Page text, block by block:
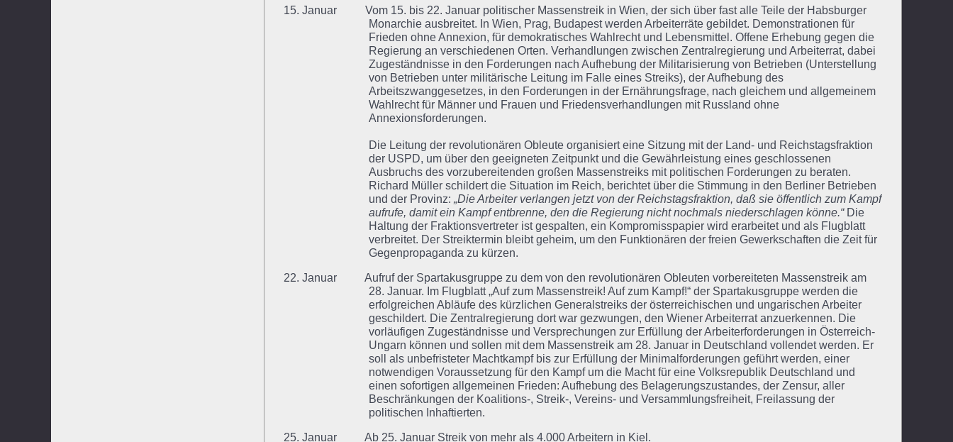
15. Januar Vom 15. bis 22. Januar politischer Massenstreik in Wien, der sich über fast alle Teile der Habsburger
Monarchie ausbreitet. In Wien, Prag, Budapest werden Arbeiterräte gebildet. Demonstrationen für
Frieden ohne Annexion, für demokratisches Wahlrecht und Lebensmittel. Offene Erhebung gegen die
Regierung an verschiedenen Orten. Verhandlungen zwischen Zentralregierung und Arbeiterrat, dabei
Zugeständnisse in den Forderungen nach Aufhebung der Militarisierung von Betrieben (Unterstellung
von Betrieben unter militärische Leitung im Falle eines Streiks), der Aufhebung des
Arbeitszwanggesetzes, in den Forderungen in der Ernährungsfrage, nach gleichem und allgemeinem
Wahlrecht für Männer und Frauen und Friedensverhandlungen mit Russland ohne
Annexionsforderungen.
Die Leitung der revolutionären Obleute organisiert eine Sitzung mit der Land- und Reichstagsfraktion
der USPD, um über den geeigneten Zeitpunkt und die Gewährleistung eines geschlossenen
Ausbruchs des vorzubereitenden großen Massenstreiks mit politischen Forderungen zu beraten.
Richard Müller schildert die Situation im Reich, berichtet über die Stimmung in den Berliner Betrieben
und der Provinz:„Die Arbeiter verlangen jetzt von der Reichstagsfraktion, daß sie öffentlich zum Kampf
aufrufe, damit ein Kampf entbrenne, den die Regierung nicht nochmals niederschlagen könne.“Die
Haltung der Fraktionsvertreter ist gespalten, ein Kompromisspapier wird erarbeitet und als Flugblatt
verbreitet. Der Streiktermin bleibt geheim, um den Funktionären der freien Gewerkschaften die Zeit für
Gegenpropaganda zu kürzen.
22. Januar Aufruf der Spartakusgruppe zu dem von den revolutionären Obleuten vorbereiteten Massenstreik am
28. Januar. Im Flugblatt „Auf zum Massenstreik! Auf zum Kampf!“ der Spartakusgruppe werden die
erfolgreichen Abläufe des kürzlichen Generalstreiks der österreichischen und ungarischen Arbeiter
geschildert. Die Zentralregierung dort war gezwungen, den Wiener Arbeiterrat anzuerkennen. Die
vorläufigen Zugeständnisse und Versprechungen zur Erfüllung der Arbeiterforderungen in Österreich-
Ungarn können und sollen mit dem Massenstreik am 28. Januar in Deutschland vollendet werden. Er
soll als unbefristeter Machtkampf bis zur Erfüllung der Minimalforderungen geführt werden, einer
notwendigen Voraussetzung für den Kampf um die Macht für eine Volksrepublik Deutschland und
einen sofortigen allgemeinen Frieden: Aufhebung des Belagerungszustandes, der Zensur, aller
Beschränkungen der Koalitions-, Streik-, Vereins- und Versammlungsfreiheit, Freilassung der
politischen Inhaftierten.
25. Januar Ab 25. Januar Streik von mehr als 4.000 Arbeitern in Kiel.